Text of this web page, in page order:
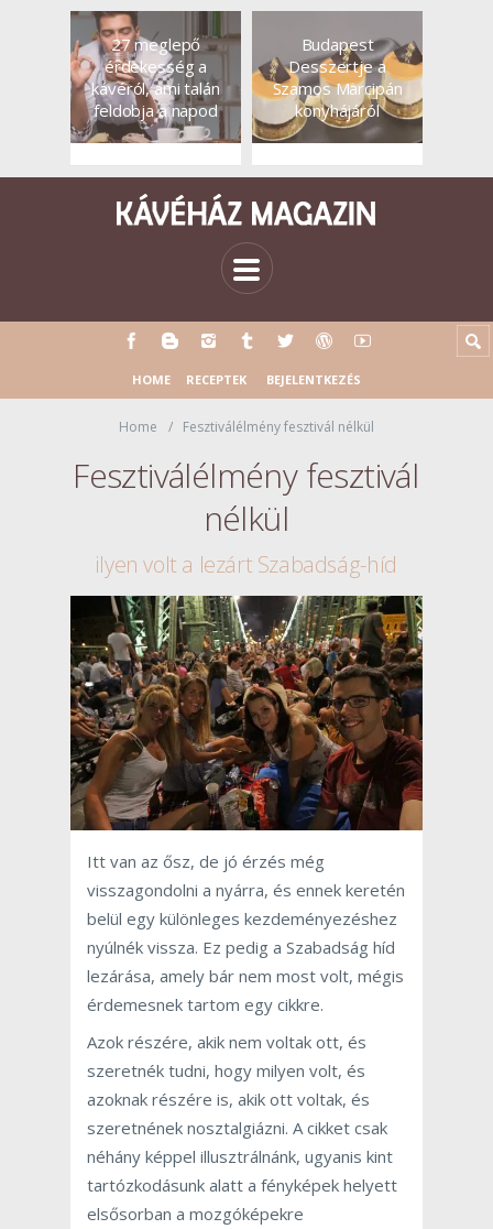
27 meglepő
érdekesség a
kávéról, ami talán
feldobja a napod
Budapest
Desszertje a
Szamos Marcipán
konyhájáról
HOME RECEPTEK BEJELENTKEZÉS
Home Fesztiválélmény fesztivál nélkül
Fesztiválélmény fesztivál
nélkül
ilyen volt a lezárt Szabadság-híd
Itt van az ősz, de jó érzés még
visszagondolni a nyárra, és ennek keretén
belül egy különleges kezdeményezéshez
nyúlnék vissza. Ez pedig a Szabadság híd
lezárása, amely bár nem most volt, mégis
érdemesnek tartom egy cikkre.
Azok részére, akik nem voltak ott, és
szeretnék tudni, hogy milyen volt, és
azoknak részére is, akik ott voltak, és
szeretnének nosztalgiázni. A cikket csak
néhány képpel illusztrálnánk, ugyanis kint
tartózkodásunk alatt a fényképek helyett
elsősorban a mozgóképekre